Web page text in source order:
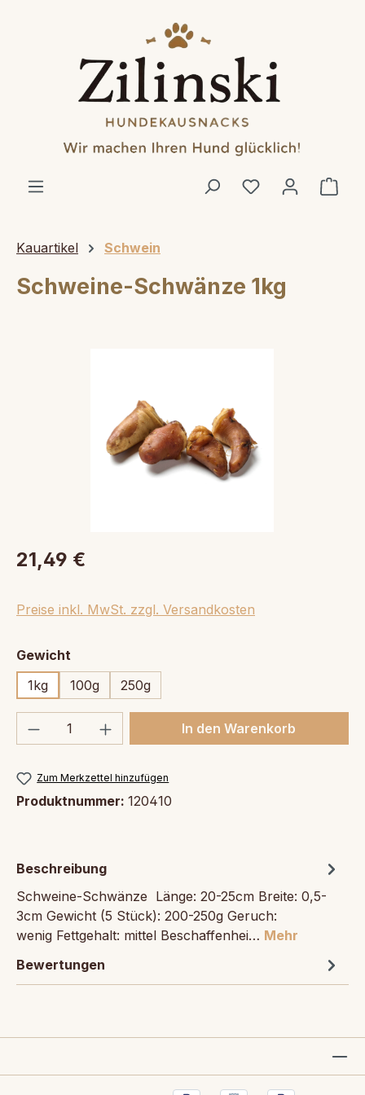
Kauartikel Schwein
Schweine-Schwänze 1kg
21,49 €
Preise inkl. MwSt. zzgl. Versandkosten
Gewicht
1kg
100g 250g
Produkt Anzahl: Gib denIn den Warenkorb
Zum Merkzettel hinzufügen
Produktnummer: 120410
Beschreibung
Schweine-Schwänze Länge: 20-25cm Breite: 0,5-
3cm Gewicht (5 Stück): 200-250g Geruch:
wenig Fettgehalt: mittel Beschaffenhei… Mehr
Bewertungen